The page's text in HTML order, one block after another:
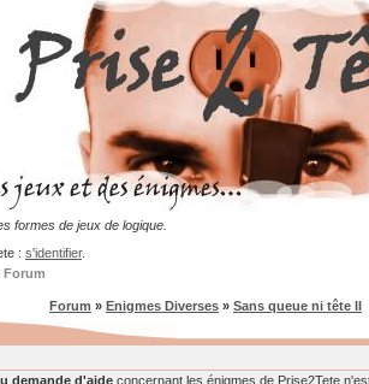
formes de jeux de logique.
: s'identifier.
Forum
Forum » Enigmes Diverses » Sans queue ni tête II
demande d'aide concernant les énigmes de Prise2Tete